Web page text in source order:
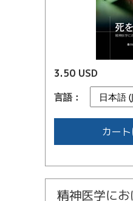
3.50 USD
言語：
カー
精神医学に